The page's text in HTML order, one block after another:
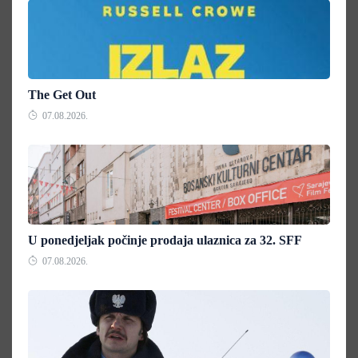
The Get Out
07.08.2026.
U ponedjeljak počinje prodaja ulaznica za 32. SFF
07.08.2026.